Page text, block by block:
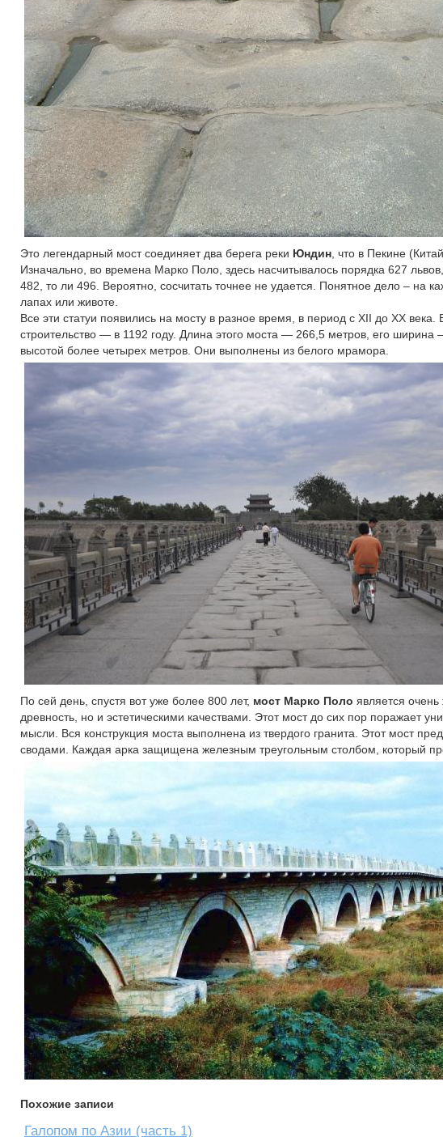
Это легендарный мост соединяет два берега реки Юндин , что в Пекине
Изначально, во времена Марко Поло, здесь насчитывалось порядка 627
482, то ли 496. Вероятно, сосчитать точнее не удается. Понятное дело – на
лапах или животе.
Все эти статуи появились на мосту в разное время, в период с XII до XX
строительство — в 1192 году. Длина этого моста — 266,5 метров, его
высотой более четырех метров. Они выполнены из белого мрамора.
По сей день, спустя вот уже более 800 лет, мост Марко Поло является
древность, но и эстетическими качествами. Этот мост до сих пор поражает
мысли. Вся конструкция моста выполнена из твердого гранита. Этот мост
сводами. Каждая арка защищена железным треугольным столбом, который
Похожие записи
Галопом по Азии (часть 1)